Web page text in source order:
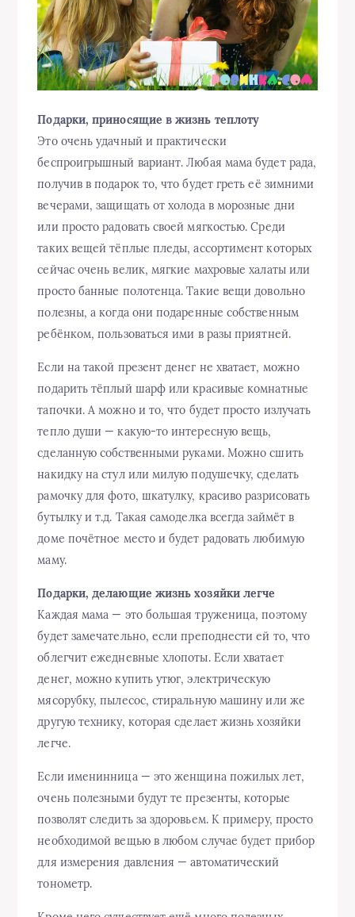
Подарки, приносящие в жизнь теплоту
Это очень удачный и практически
беспроигрышный вариант. Любая мама будет рада,
получив в подарок то, что будет греть её зимними
вечерами, защищать от холода в морозные дни
или просто радовать своей мягкостью. Среди
таких вещей тёплые пледы, ассортимент которых
сейчас очень велик, мягкие махровые халаты или
просто банные полотенца. Такие вещи довольно
полезны, а когда они подаренные собственным
ребёнком, пользоваться ими в разы приятней.
Если на такой презент денег не хватает, можно
подарить тёплый шарф или красивые комнатные
тапочки. А можно и то, что будет просто излучать
тепло души — какую-то интересную вещь,
сделанную собственными руками. Можно сшить
накидку на стул или милую подушечку, сделать
рамочку для фото, шкатулку, красиво разрисовать
бутылку и т.д. Такая самоделка всегда займёт в
доме почётное место и будет радовать любимую
маму.
Подарки, делающие жизнь хозяйки легче
Каждая мама — это большая труженица, поэтому
будет замечательно, если преподнести ей то, что
облегчит ежедневные хлопоты. Если хватает
денег, можно купить утюг, электрическую
мясорубку, пылесос, стиральную машину или же
другую технику, которая сделает жизнь хозяйки
легче.
Если именинница — это женщина пожилых лет,
очень полезными будут те презенты, которые
позволят следить за здоровьем. К примеру, просто
необходимой вещью в любом случае будет прибор
для измерения давления — автоматический
тонометр.